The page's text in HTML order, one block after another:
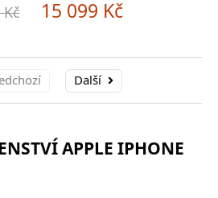
15 099 Kč
Další
APPLE IPHONE